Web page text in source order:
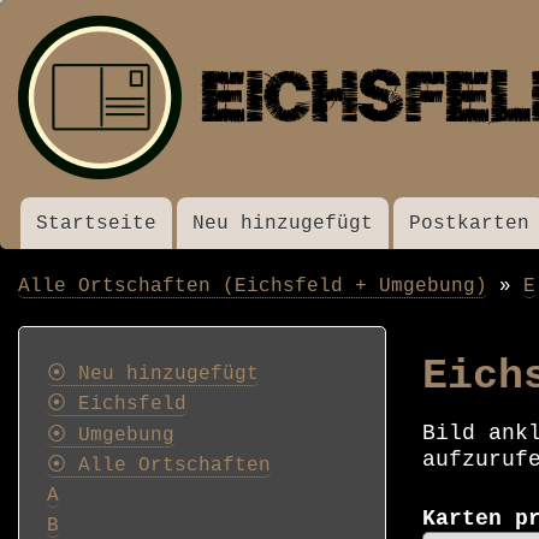
MenüStartseite Neu hinzugefügt Postkarten
Alle Ortschaften (Eichsfeld + Umgebung) E
Bild
Karten
Postkarten
⦿ Neu hinzugefügt
⦿ Eichsfeld
⦿ Umgebung
⦿ Alle Ortschaften
A
B